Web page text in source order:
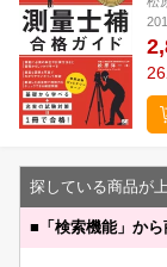
26
探している商品が
■ 「検索機能」か